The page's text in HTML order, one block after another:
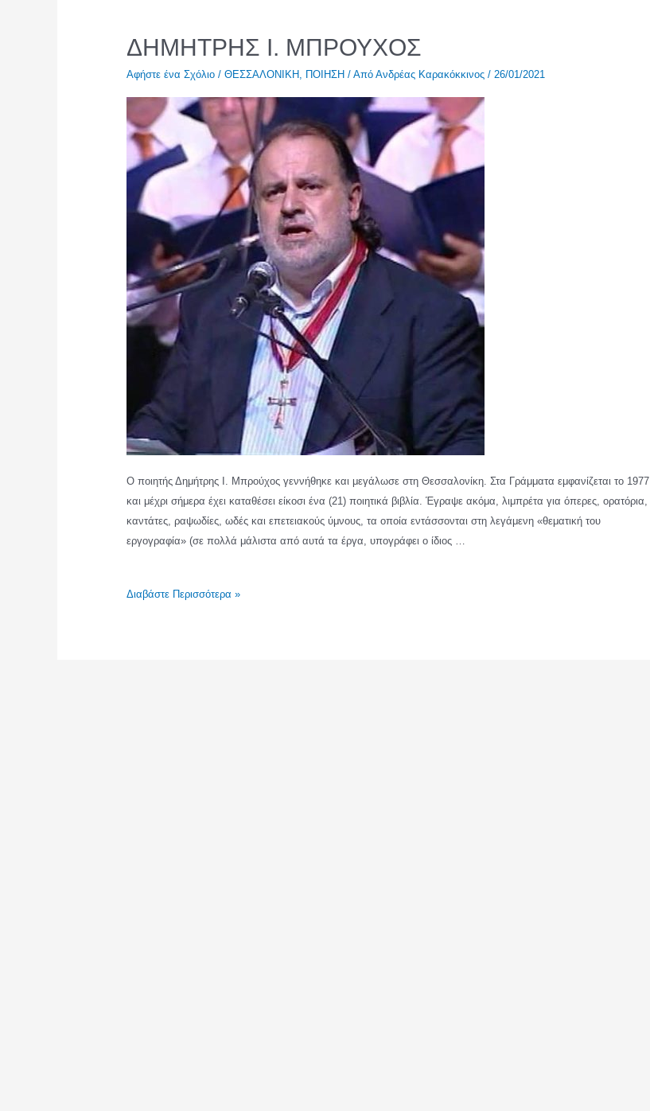
ΔΗΜΗΤΡΗΣ Ι. ΜΠΡΟΥΧΟΣ
Αφήστε ένα Σχόλιο / ΘΕΣΣΑΛΟΝΙΚΗ, ΠΟΙΗΣΗ/ Από Ανδρέας Καρακόκκινος / 26/01/2021
Ο ποιητής Δημήτρης I. Μπρούχος γεννήθηκε και μεγάλωσε στη Θεσσαλονίκη. Στα Γράμματα εμφανίζεται το 1977
και μέχρι σήμερα έχει καταθέσει είκοσι ένα (21) ποιητικά βιβλία. Έγραψε ακόμα, λιμπρέτα για όπερες, ορατόρια,
καντάτες, ραψωδίες, ωδές και επετειακούς ύμνους, τα οποία εντάσσονται στη λεγάμενη «θεματική του
εργογραφία» (σε πολλά μάλιστα από αυτά τα έργα, υπογράφει ο ίδιος …
ΔΗΜΗΤΡΗΣ
Διαβάστε Περισσότερα »